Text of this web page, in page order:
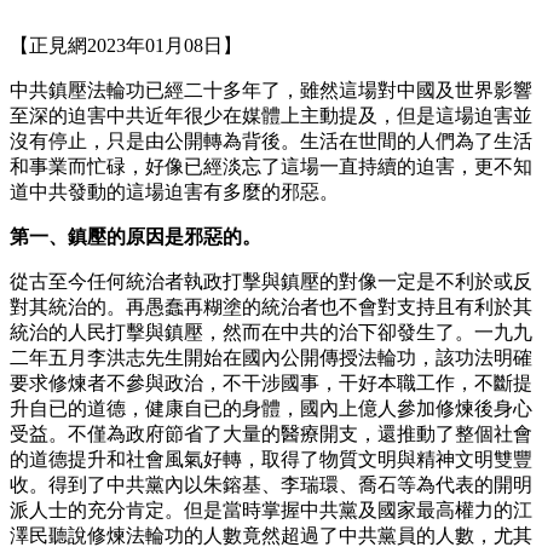
【正見網2023年01月08日】
中共鎮壓法輪功已經二十多年了，雖然這場對中國及世界影響
至深的迫害中共近年很少在媒體上主動提及，但是這場迫害並
沒有停止，只是由公開轉為背後。生活在世間的人們為了生活
和事業而忙碌，好像已經淡忘了這場一直持續的迫害，更不知
道中共發動的這場迫害有多麼的邪惡。
第一、鎮壓的原因是邪惡的。
從古至今任何統治者執政打擊與鎮壓的對像一定是不利於或反
對其統治的。再愚蠢再糊塗的統治者也不會對支持且有利於其
統治的人民打擊與鎮壓，然而在中共的治下卻發生了。一九九
二年五月李洪志先生開始在國內公開傳授法輪功，該功法明確
要求修煉者不參與政治，不干涉國事，干好本職工作，不斷提
升自已的道德，健康自已的身體，國內上億人參加修煉後身心
受益。不僅為政府節省了大量的醫療開支，還推動了整個社會
的道德提升和社會風氣好轉，取得了物質文明與精神文明雙豐
收。得到了中共黨內以朱鎔基、李瑞環、喬石等為代表的開明
派人士的充分肯定。但是當時掌握中共黨及國家最高權力的江
澤民聽說修煉法輪功的人數竟然超過了中共黨員的人數，尤其